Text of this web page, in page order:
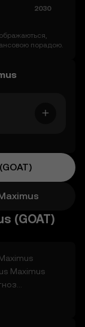
порадою.
(GOAT)
Maximus
Goatseus